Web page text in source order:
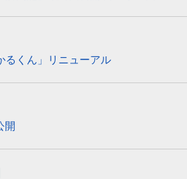
るくん」リニューアル
開